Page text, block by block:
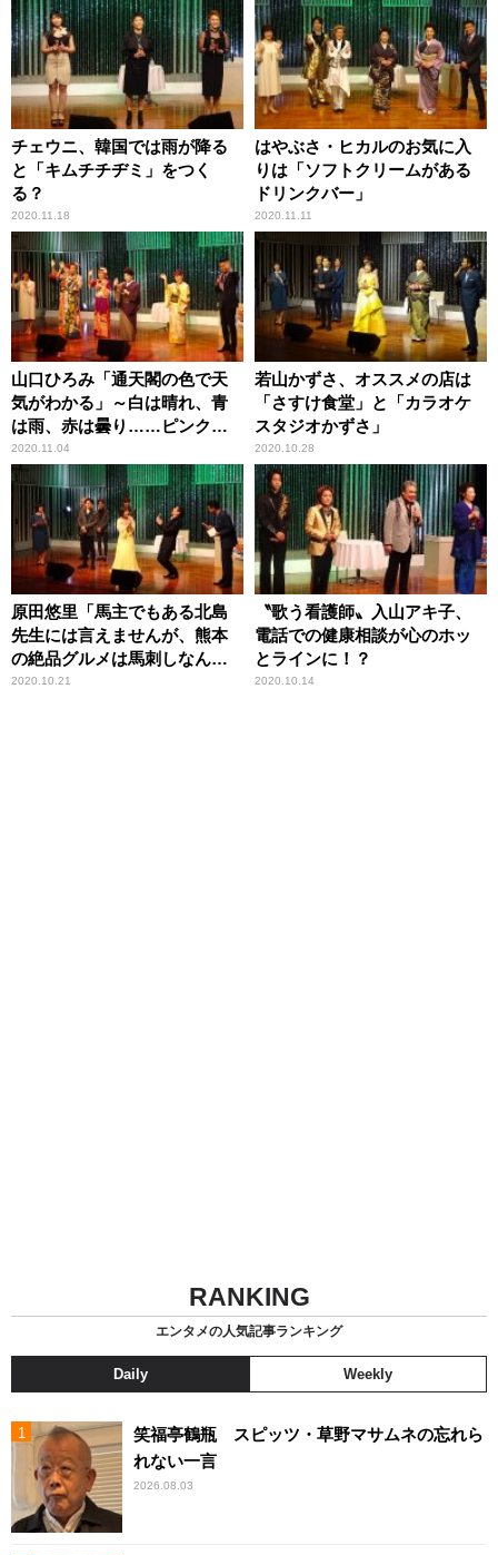
チェウニ、韓国では雨が降る
と「キムチチヂミ」をつく
る？
2020.11.18
はやぶさ・ヒカルのお気に入
りは「ソフトクリームがある
ドリンクバー」
2020.11.11
山口ひろみ「通天閣の色で天
気がわかる」～白は晴れ、青
は雨、赤は曇り……ピンク
は？
2020.11.04
若山かずさ、オススメの店は
「さすけ食堂」と「カラオケ
スタジオかずさ」
2020.10.28
原田悠里「馬主でもある北島
先生には言えませんが、熊本
の絶品グルメは馬刺しなんで
すよ(笑)」
2020.10.21
〝歌う看護師〟入山アキ子、
電話での健康相談が心のホッ
とラインに！？
2020.10.14
RANKING
エンタメの人気記事ランキング
Daily Weekly
笑福亭鶴瓶 スピッツ・草野マサムネの忘れら
れない一言
2026.08.03